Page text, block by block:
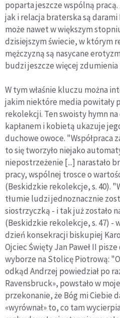
poparta jeszcze wspólną
jak i relacja braterska są
może nawet w większym
dzisiejszym świecie, w którym
mężczyzną są nasycane
budzi jeszcze więcej
W tym właśnie kluczu można
jakim niektóre media powitały
rekolekcji. Ten swoisty hymn
kapłanem i kobietą ukazuje
duchowe owoce. "Współpraca
to się tworzyło niejako
niepostrzeżenie [...] narastało
pracy, wspólnej trosce o
(Beskidzkie rekolekcje, s. 40).
tłumie ludzi jednoznacznie
siostrzyczką - i tak już zostało
(Beskidzkie rekolekcje, s. 47) -
dzień konsekracji biskupiej
Ojciec Święty Jan Paweł II
wyborze na Stolicę Piotrową:
odkąd Andrzej powiedział po
Ravensbruck», powstało w
przekonanie, że Bóg mi Ciebie
«wyrównał» to, co tam